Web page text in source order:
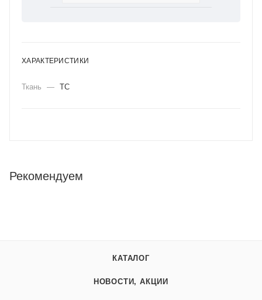
ХАРАКТЕРИСТИКИ
Ткань — ТС
Рекомендуем
КАТАЛОГ
НОВОСТИ, АКЦИИ